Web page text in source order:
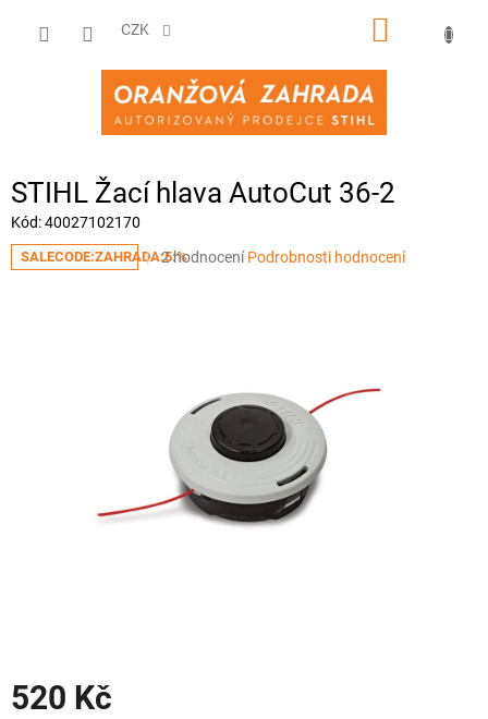
CZK
NÁKUPNÍ
STIHL Žací hlava AutoCut 36-2
Kód:40027102170
SALECODE:ZAHRADA:5:%Průměrné
hvězdiček.
2 hodnocení Podrobnosti hodnocení
520 Kč